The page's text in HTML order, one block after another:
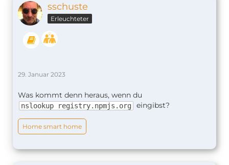
[29. 1.2023, 15:46:27] [Rollladen SZ]
sschuste
Erleuchteter
29. Januar 2023
Was kommt denn heraus, wenn du
nslookup registry.npmjs.org eingibst?
Home smart home